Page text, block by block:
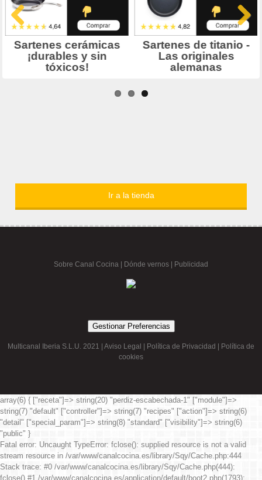
Ir a la tienda
Sobre Canal Cocina Dónde vernos | Publicidad
Gestionar Preferencias
Multicanal Iberia S.L.U. 2021 | Aviso Legal Política de Privacidad
Política de
cookies
array(6) { ["receta"]=> string(20) "perdiz-escabechada-1" ["module"]=>
string(7) "default" ["controller"]=> string(7) "recipes" ["action"]=> string(6)
"detail" ["special_param"]=> string(8) "standard" ["visibility"]=> string(6)
"public" }
Fatal error: Uncaught TypeError: fclose(): supplied resource is not a valid
stream resource in /var/www/canalcocina.es/library/Sqy/Cache.php:444
Stack trace: #0 /var/www/canalcocina.es/library/Sqy/Cache.php(444):
fclose() #1 /var/www/canalcocina.es/application/default/boot2.php(1793):